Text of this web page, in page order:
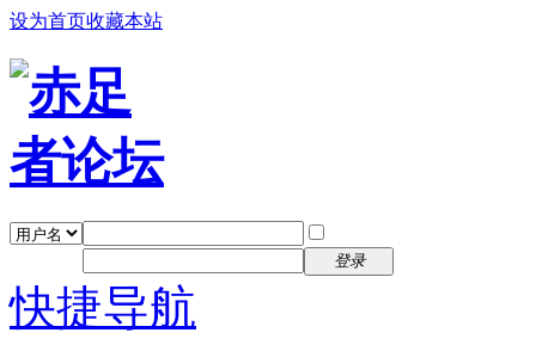
设为首页收藏本站
登录
快捷导航